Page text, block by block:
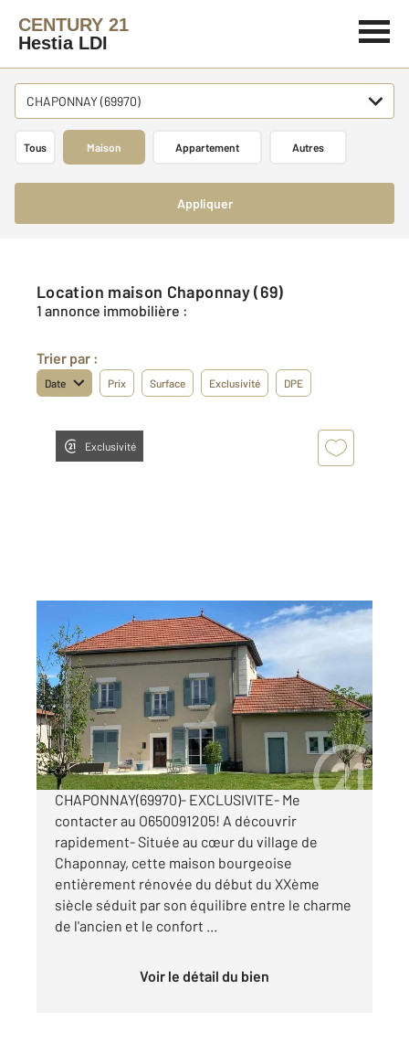
CENTURY 21
Hestia LDI
CHAPONNAY (69970)
Tous Maison Appartement Autres
Appliquer
Location maison Chaponnay (69)
1 annonce immobilière :
Trier par :
Date Prix Surface Exclusivité DPE
Exclusivité
CHAPONNAY 69
167,84 m2, 6 pièces
Ref : 31239
Maison à louer
2 635 €
par mois charges comprises
CHAPONNAY(69970)- EXCLUSIVITE- Me
contacter au O650091205! A découvrir
rapidement- Située au cœur du village de
Chaponnay, cette maison bourgeoise
entièrement rénovée du début du XXème
siècle séduit par son équilibre entre le charme
de l'ancien et le confort ...
Voir le détail du bien